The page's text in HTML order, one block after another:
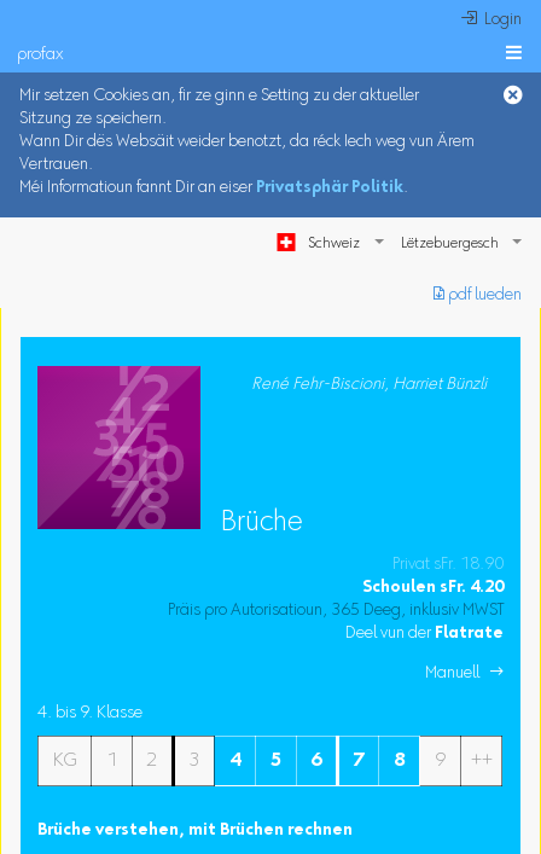
 Login
profax 
Mir setzen Cookies an, fir ze ginn e Setting zu der aktueller
Sitzung ze speichern.
Wann Dir dës Websäit weider benotzt, da réck Iech weg vun Ärem
Vertrauen.
Méi Informatioun fannt Dir an eiser Privatsphär Politik.
Schweiz
︎ pdf lueden
René Fehr-Biscioni, Harriet Bünzli
Brüche
Privat sFr. 18.90
Schoulen sFr. 4.20
Präis pro Autorisatioun, 365 Deeg, inklusiv MWST
Deel vun der Flatrate
Manuell 
4. bis 9. Klasse
KG 1 2 3 4 5 6 7 8 9 ++
Brüche verstehen, mit Brüchen rechnen